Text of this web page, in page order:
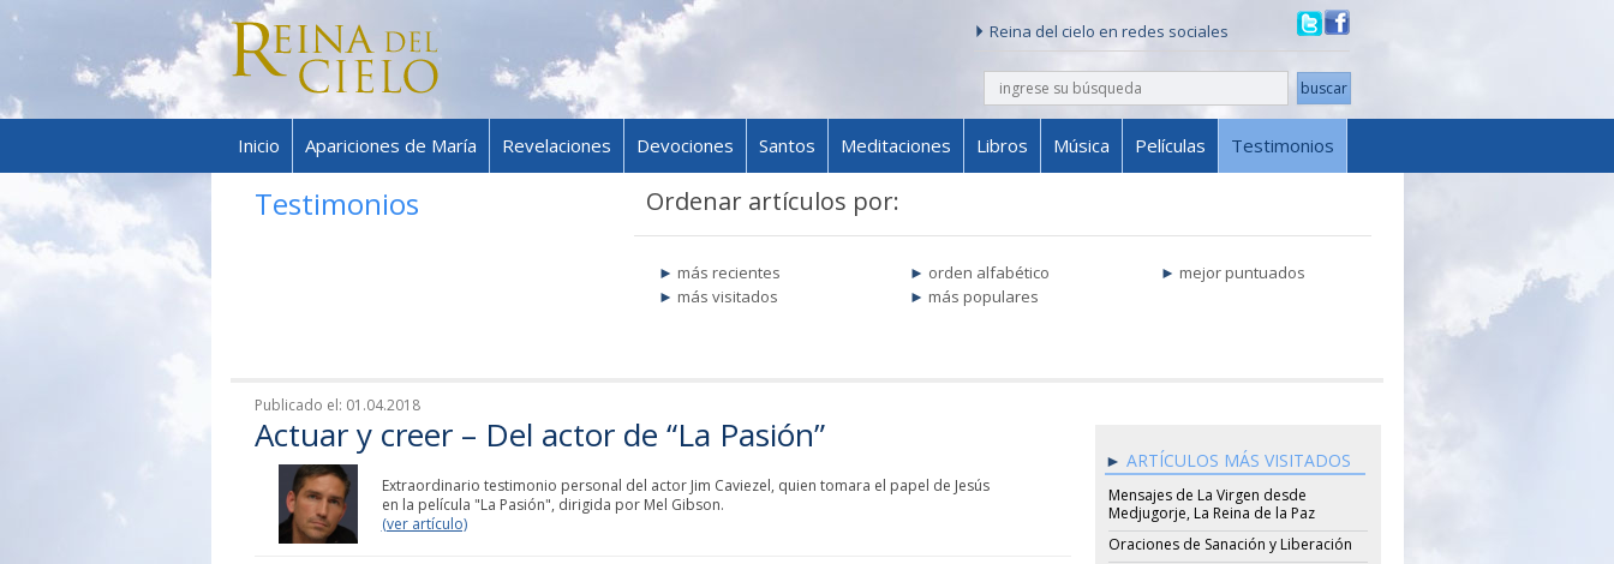
Reina del cielo en redes sociales
buscar
Skip to content
Inicio Apariciones de María Revelaciones Devociones Santos Meditaciones Libros Música Películas Testimonios
Testimonios Ordenar artículos por:
más recientes
más visitados
orden alfabético
más populares
mejor puntuados
Publicado el: 01.04.2018
Actuar y creer – Del actor de “La Pasión”
Extraordinario testimonio personal del actor Jim Caviezel, quien tomara el papel de Jesús
en la película "La Pasión", dirigida por Mel Gibson.
(ver artículo)
ARTÍCULOS MÁS VISITADOS
Mensajes de La Virgen desde
Medjugorje, La Reina de la Paz
Oraciones de Sanación y Liberación